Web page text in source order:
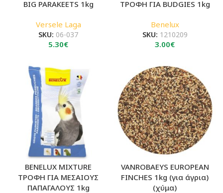
BIG PARAKEETS 1kg
Versele Laga
SKU: 06-037
5.30€
ΤΡΟΦΗ ΓΙΑ BUDGIES 1kg
Benelux
SKU: 1210209
3.00€
BENELUX MIXTURE
ΤΡΟΦΗ ΓΙΑ ΜΕΣΑΙΟΥΣ
ΠΑΠΑΓΑΛΟΥΣ 1kg
VANROBAEYS EUROPEAN
FINCHES 1kg (για άγρια)
(χύμα)